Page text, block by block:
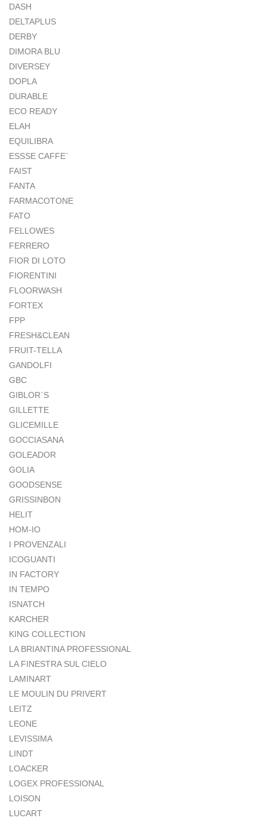
DASH
DELTAPLUS
DERBY
DIMORA BLU
DIVERSEY
DOPLA
DURABLE
ECO READY
ELAH
EQUILIBRA
ESSSE CAFFE`
FAIST
FANTA
FARMACOTONE
FATO
FELLOWES
FERRERO
FIOR DI LOTO
FIORENTINI
FLOORWASH
FORTEX
FPP
FRESH&CLEAN
FRUIT-TELLA
GANDOLFI
GBC
GIBLOR`S
GILLETTE
GLICEMILLE
GOCCIASANA
GOLEADOR
GOLIA
GOODSENSE
GRISSINBON
HELIT
HOM-IO
I PROVENZALI
ICOGUANTI
IN FACTORY
IN TEMPO
ISNATCH
KARCHER
KING COLLECTION
LA BRIANTINA PROFESSIONAL
LA FINESTRA SUL CIELO
LAMINART
LE MOULIN DU PRIVERT
LEITZ
LEONE
LEVISSIMA
LINDT
LOACKER
LOGEX PROFESSIONAL
LOISON
LUCART